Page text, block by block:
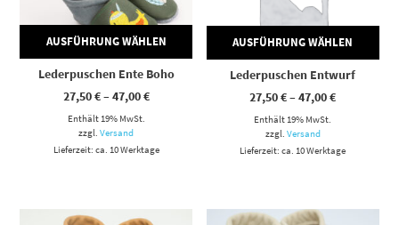
AUSFÜHRUNG WÄHLEN
Lederpuschen Ente Boho
27,50€–47,00€Preisspanne:
Enthält 19% MwSt.
zzgl.Versand
Lieferzeit: ca. 10 Werktage
AUSFÜHRUNG WÄHLEN
Lederpuschen Entwurf
27,50€–47,00€
Enthält 19% MwSt.
zzgl. Versand
Lieferzeit: ca. 10 Werktage
Dieses Produkt weist mehrere Varianten auf. Die Optionen können auf der Produktseite gewählt werden Dieses Produkt weist mehrere Varianten auf. Die Optionen können auf der Produktseite gewählt werden